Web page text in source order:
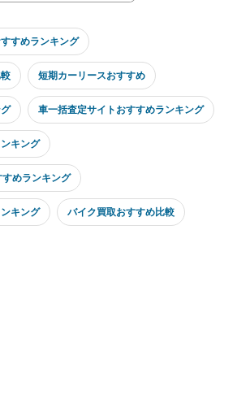
すめランキング
短期カーリースおすすめ
車一括査定サイトおすすめランキング
キング
めランキング
キング バイク買取おすすめ比較